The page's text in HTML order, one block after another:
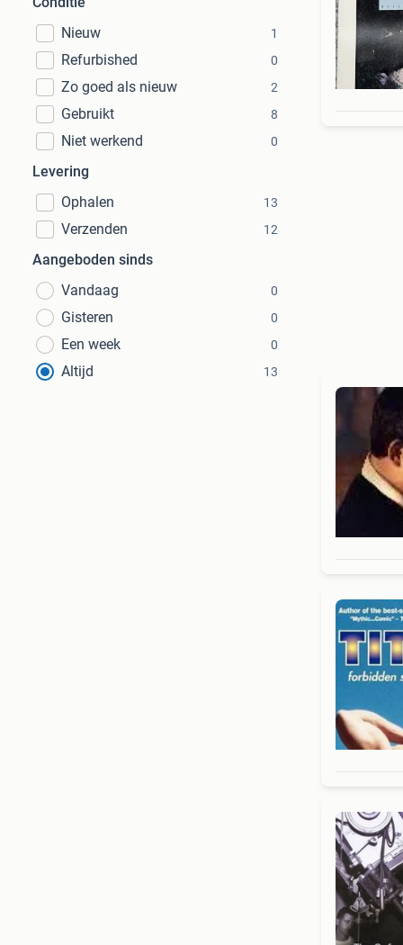
Nieuw
1
Refurbished 0
Zo goed als nieuw 2
Gebruikt 8
Niet werkend 0
Levering
Ophalen
13
Verzenden 12
Aangeboden sinds
Vandaag
0
Gisteren 0
Een week 0
Altijd 13